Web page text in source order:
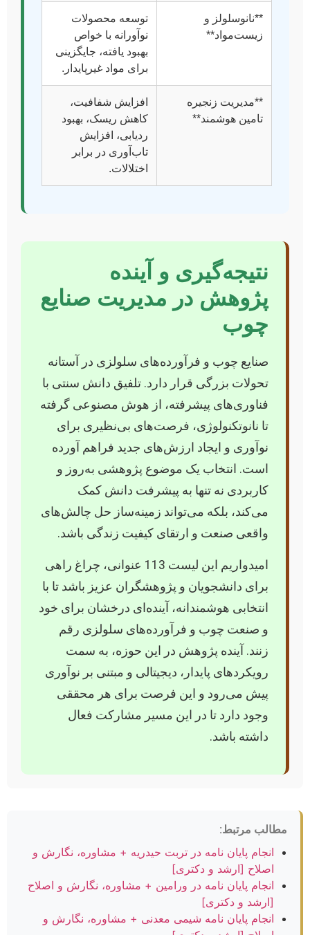
**نانوسلولز و
زیست‌مواد**
توسعه محصولات
نوآورانه با خواص
بهبود یافته، جایگزینی
برای مواد غیرپایدار.
**مدیریت زنجیره
تامین هوشمند**
افزایش شفافیت،
کاهش ریسک، بهبود
ردیابی، افزایش
تاب‌آوری در برابر
اختلالات.
نتیجه‌گیری و آینده
پژوهش در مدیریت صنایع
چوب
صنایع چوب و فرآورده‌های سلولزی در آستانه
تحولات بزرگی قرار دارد. تلفیق دانش سنتی با
فناوری‌های پیشرفته، از هوش مصنوعی گرفته
تا نانوتکنولوژی، فرصت‌های بی‌نظیری برای
نوآوری و ایجاد ارزش‌های جدید فراهم آورده
است. انتخاب یک موضوع پژوهشی به‌روز و
کاربردی نه تنها به پیشرفت دانش کمک
می‌کند، بلکه می‌تواند زمینه‌ساز حل چالش‌های
واقعی صنعت و ارتقای کیفیت زندگی باشد.
امیدواریم این لیست 113 عنوانی، چراغ راهی
برای دانشجویان و پژوهشگران عزیز باشد تا با
انتخابی هوشمندانه، آینده‌ای درخشان برای خود
و صنعت چوب و فرآورده‌های سلولزی رقم
زنند. آینده پژوهش در این حوزه، به سمت
رویکردهای پایدار، دیجیتالی و مبتنی بر نوآوری
پیش می‌رود و این فرصت برای هر محققی
وجود دارد تا در این مسیر مشارکت فعال
داشته باشد.
مطالب مرتبط:
انجام پایان نامه در تربت حیدریه + مشاوره، نگارش و
اصلاح [ارشد و دکتری]
انجام پایان نامه در ورامین + مشاوره، نگارش و اصلاح
[ارشد و دکتری]
انجام پایان نامه شیمی معدنی + مشاوره، نگارش و